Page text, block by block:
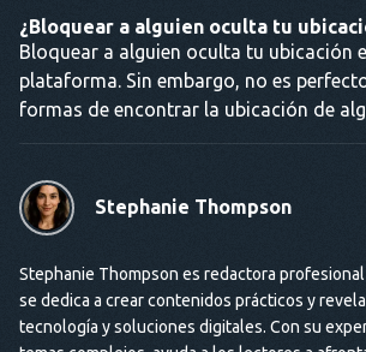
¿Bloquear a alguien oculta tu
Bloquear a alguien oculta tu ubicación
plataforma. Sin embargo, no es
formas de encontrar la ubicación de
Stephanie Thompson
Stephanie Thompson es redactora
se dedica a crear contenidos prácticos y
tecnología y soluciones digitales. Con su